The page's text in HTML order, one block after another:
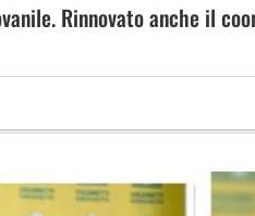
Rinnovato anche il